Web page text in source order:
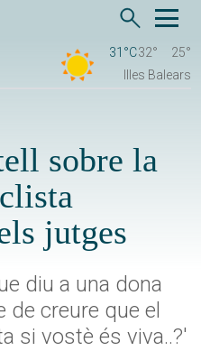
31°C32°
25°
Illes Balears
sobre la
jutges
diu a una dona
creure que el
si vostè és viva..?'